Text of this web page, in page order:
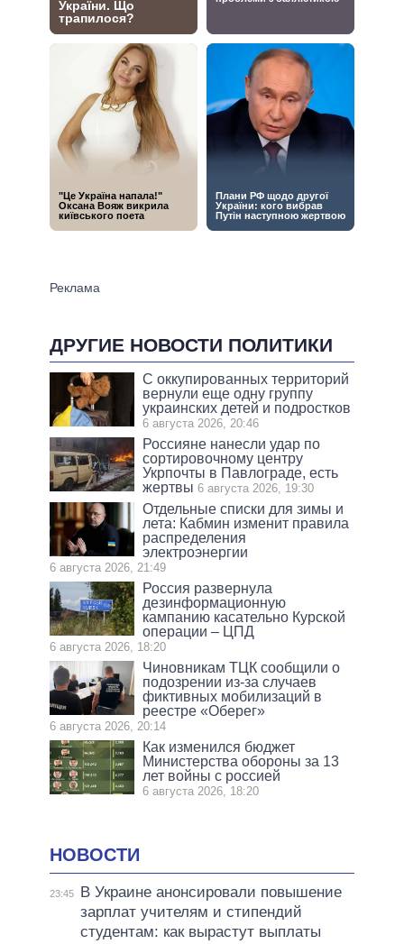
ДРУГИЕ НОВОСТИ ПОЛИТИКИ
С оккупированных территорий
вернули еще одну группу
украинских детей и подростков
6 августа 2026, 20:46
Россияне нанесли удар по
сортировочному центру
Укрпочты в Павлограде, есть
жертвы 6 августа 2026, 19:30
Отдельные списки для зимы и
лета: Кабмин изменит правила
распределения
электроэнергии
6 августа 2026, 21:49
Россия развернула
дезинформационную
кампанию касательно Курской
операции – ЦПД
6 августа 2026, 18:20
Чиновникам ТЦК сообщили о
подозрении из-за случаев
фиктивных мобилизаций в
реестре «Оберег»
6 августа 2026, 20:14
Как изменился бюджет
Министерства обороны за 13
лет войны с россией
6 августа 2026, 18:20
НОВОСТИ
23:45
В Украине анонсировали повышение
зарплат учителям и стипендий
студентам: как вырастут выплаты